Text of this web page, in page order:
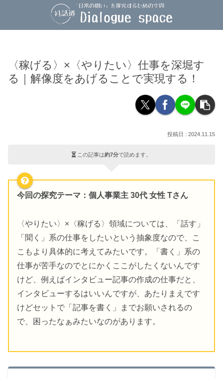
〈稼げる〉×〈やりたい〉仕事を深堀す
る｜解像度をあげることで実現する！
2024.11.15
この記事は約7分で読めます。
今回の探究テーマ：個人事業主 30代 女性 Tさん
〈やりたい〉×〈稼げる〉領域については、「話す」
「聞く」系の仕事をしたいという抽象度なので、こ
こもより具体的に考えてみたいです。「書く」系の
仕事が苦手なのでとにかくここがしたくないんです
けど、例えばインタビュー記事の作成の仕事だと、
インタビューするはいいんですが、あたりまえです
けどセットで「記事を書く」までお願いされるの
で、困ったなぁみたいなのがあります。